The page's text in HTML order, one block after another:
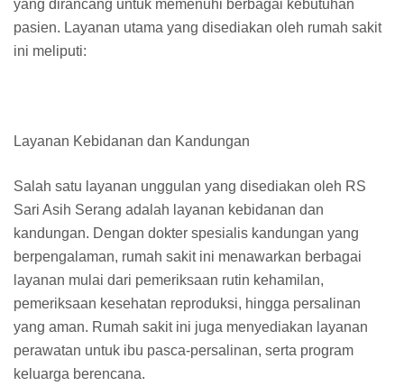
yang dirancang untuk memenuhi berbagai kebutuhan
pasien. Layanan utama yang disediakan oleh rumah sakit
ini meliputi:
Layanan Kebidanan dan Kandungan
Salah satu layanan unggulan yang disediakan oleh RS
Sari Asih Serang adalah layanan kebidanan dan
kandungan. Dengan dokter spesialis kandungan yang
berpengalaman, rumah sakit ini menawarkan berbagai
layanan mulai dari pemeriksaan rutin kehamilan,
pemeriksaan kesehatan reproduksi, hingga persalinan
yang aman. Rumah sakit ini juga menyediakan layanan
perawatan untuk ibu pasca-persalinan, serta program
keluarga berencana.